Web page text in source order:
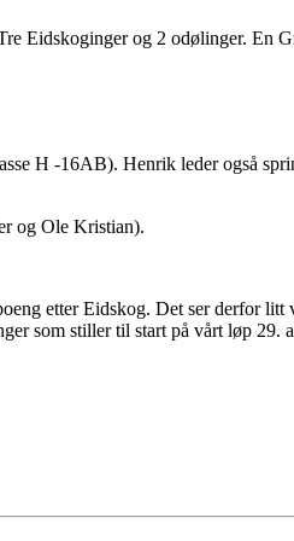
Eidskoginger og 2 odølinger. En
H -16AB). Henrik leder også
og Ole Kristian).
etter Eidskog. Det ser derfor litt
som stiller til start på vårt løp 29.